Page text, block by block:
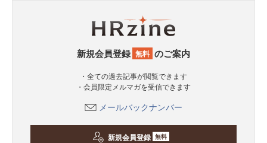
新規会員登録 無料 のご案内
・全ての過去記事が閲覧できます
・会員限定メルマガを受信できます
メールバックナンバー
新規会員登録 無料